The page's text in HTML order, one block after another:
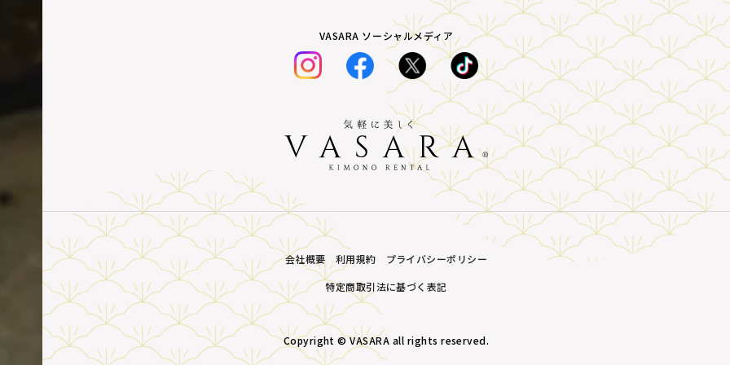
VASARA ソーシャルメディア
会社概要 利用規約
プライバシーポリシー
特定商取引法に基づく表記
Copyright © VASARA all rights reserved.